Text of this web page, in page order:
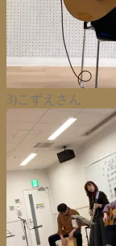
3)こずえさん